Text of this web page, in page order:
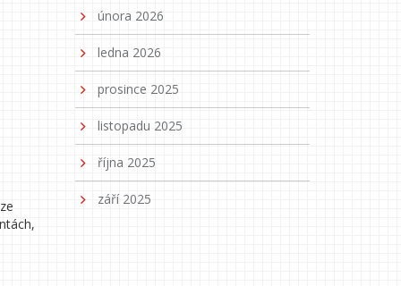
února 2026
ledna 2026
prosince 2025
listopadu 2025
října 2025
září 2025